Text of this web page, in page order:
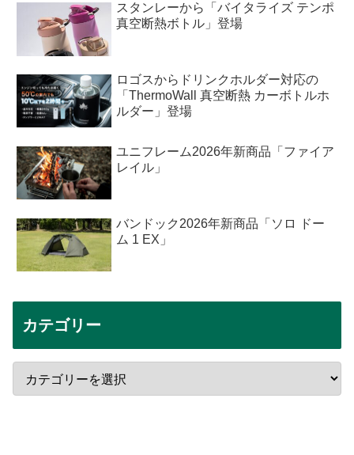
スタンレーから「バイタライズ テンポ
真空断熱ボトル」登場
ロゴスからドリンクホルダー対応の
「ThermoWall 真空断熱 カーボトルホ
ルダー」登場
ユニフレーム2026年新商品「ファイア
レイル」
バンドック2026年新商品「ソロ ドー
ム 1 EX」
カテゴリー